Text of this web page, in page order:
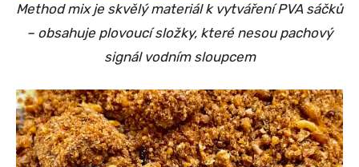
Method mix je skvělý materiál k vytváření PVA sáčků
– obsahuje plovoucí složky, které nesou pachový
signál vodním sloupcem